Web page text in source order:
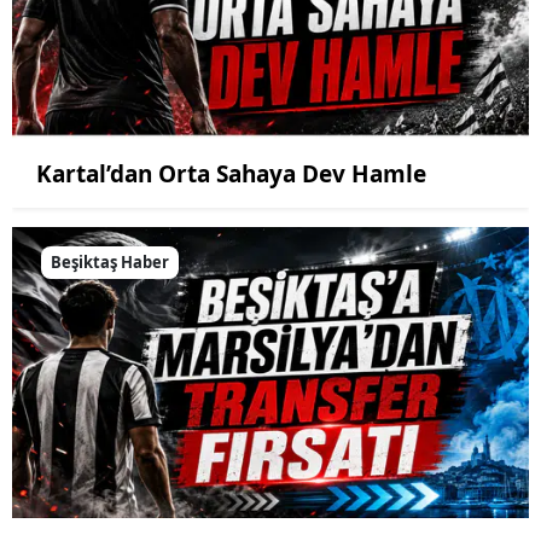
Kartal’dan Orta Sahaya Dev Hamle
Beşiktaş Haber